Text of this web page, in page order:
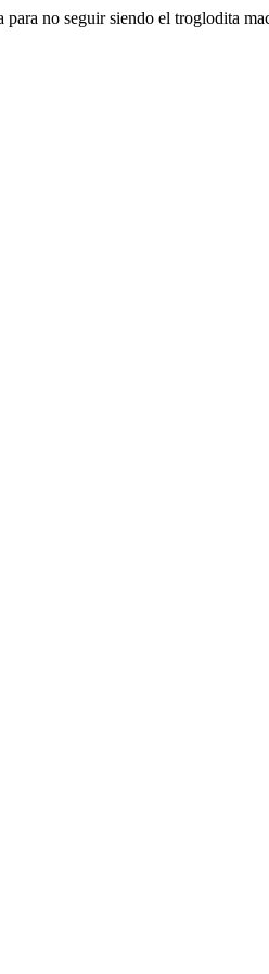
no seguir siendo el troglodita